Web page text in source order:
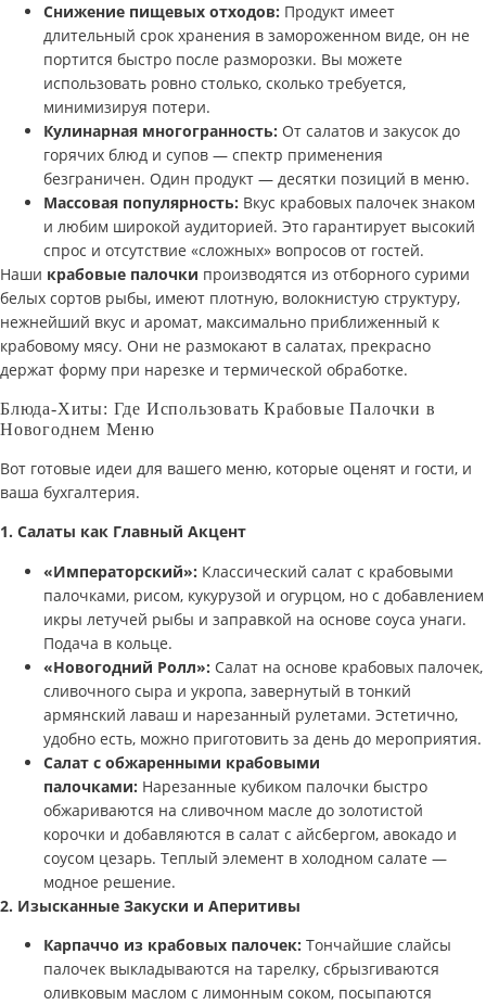
Снижение пищевых отходов: Продукт имеет
длительный срок хранения в замороженном виде, он не
портится быстро после разморозки. Вы можете
использовать ровно столько, сколько требуется,
минимизируя потери.
Кулинарная многогранность: От салатов и закусок до
горячих блюд и супов — спектр применения
безграничен. Один продукт — десятки позиций в меню.
Массовая популярность: Вкус крабовых палочек знаком
и любим широкой аудиторией. Это гарантирует высокий
спрос и отсутствие «сложных» вопросов от гостей.
Наши крабовые палочки производятся из отборного сурими
белых сортов рыбы, имеют плотную, волокнистую структуру,
нежнейший вкус и аромат, максимально приближенный к
крабовому мясу. Они не размокают в салатах, прекрасно
держат форму при нарезке и термической обработке.
Блюда-Хиты: Где Использовать Крабовые Палочки в
Новогоднем Меню
Вот готовые идеи для вашего меню, которые оценят и гости, и
ваша бухгалтерия.
1. Салаты как Главный Акцент
«Императорский»: Классический салат с крабовыми
палочками, рисом, кукурузой и огурцом, но с добавлением
икры летучей рыбы и заправкой на основе соуса унаги.
Подача в кольце.
«Новогодний Ролл»: Салат на основе крабовых палочек,
сливочного сыра и укропа, завернутый в тонкий
армянский лаваш и нарезанный рулетами. Эстетично,
удобно есть, можно приготовить за день до мероприятия.
Салат с обжаренными крабовыми
палочками: Нарезанные кубиком палочки быстро
обжариваются на сливочном масле до золотистой
корочки и добавляются в салат с айсбергом, авокадо и
соусом цезарь. Теплый элемент в холодном салате —
модное решение.
2. Изысканные Закуски и Аперитивы
Карпаччо из крабовых палочек: Тончайшие слайсы
палочек выкладываются на тарелку, сбрызгиваются
оливковым маслом с лимонным соком, посыпаются